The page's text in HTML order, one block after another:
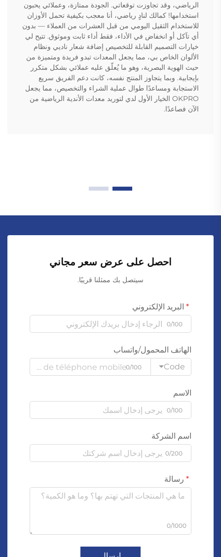
الرياضي، وقد تجاوزت توقعاتي. الجودة ممتازة، وعملائي يحبون
استخدامها! كمالك لنادٍ رياضي، أنا معجب بكيفية تحمل الأوزان
للاستخدام الثقيل اليومي من قبل العشرات من العملاء — بدون
أي تآكل أو انخفاض في الأداء، فقط أداء ثابت وموثوق. تتيح لي
خيارات التصميم القابلة للتخصيص إضافة شعار ناديي ونظام
الألوان الخاص بي، مما يجعل المعدات تبدو فريدة ومتميزة من
حيث الهوية البصرية، وهو ما يُعلّق عليه عملائي بشكل متكرر
بإيجابية. وبما يتجاوز المنتج نفسه، كانت دعم الفريق سريع
الاستجابة ومساعدًا طوال عملية الشراء والتخصيص، مما يجعل
OKPRO الخيار الأول لدي لتوريد معدات الأندية الرياضية من
الآن فصاعدًا.
احصل على عرض سعر مجاني
سيتصل بك ممثلنا قريبًا.
البريد الإلكتروني
0/100
الهاتف المحمول/واتساب
Code
0/100
الاسم
0/100
اسم الشركة
0/200
رسالة
0/1000